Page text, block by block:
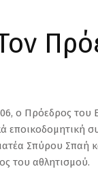
ο Πρόεδρος
Σπύρου
του αθλητισμού.